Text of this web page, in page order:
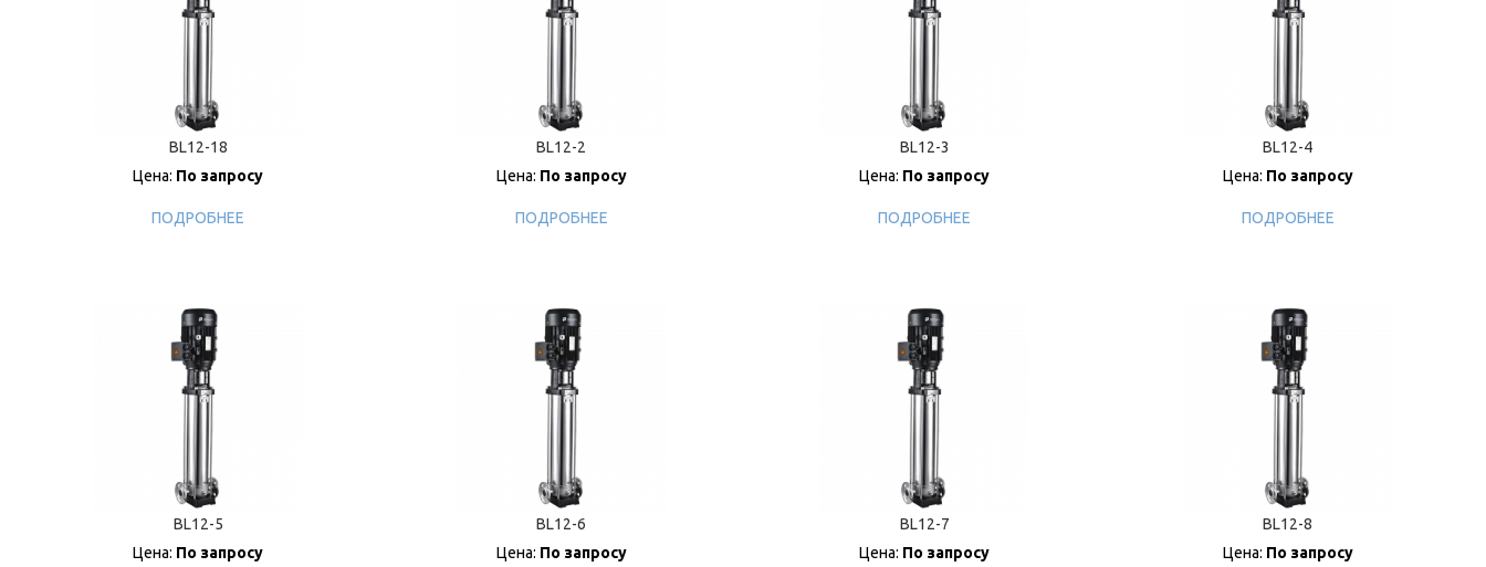
BL12-18
Цена: По запросу
ПОДРОБНЕЕ
BL12-2
Цена: По запросу
ПОДРОБНЕЕ
BL12-3
Цена: По запросу
ПОДРОБНЕЕ
BL12-4
Цена: По запросу
ПОДРОБНЕЕ
BL12-5
Цена: По запросу
BL12-6
Цена: По запросу
BL12-7
Цена: По запросу
BL12-8
Цена: По запросу